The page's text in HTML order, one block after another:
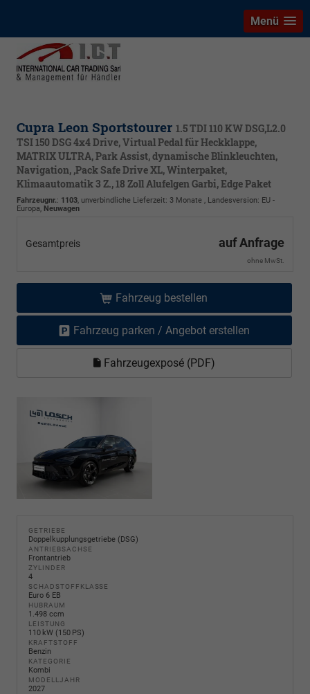
Menü
Cupra Leon Sportstourer 1.5 TDI 110 KW DSG,L2.0
TSI 150 DSG 4x4 Drive, Virtual Pedal für Heckklappe,
MATRIX ULTRA, Park Assist, dynamische Blinkleuchten,
Navigation, ,Pack Safe Drive XL, Winterpaket,
Klimaautomatik 3 Z., 18 Zoll Alufelgen Garbi, Edge Paket
Fahrzeugnr.: 1103, unverbindliche Lieferzeit: 3 Monate , Landesversion: EU -
Europa, Neuwagen
Gesamtpreis auf Anfrage
ohne MwSt.
Fahrzeug bestellen
Fahrzeug parken / Angebot erstellen
Fahrzeugexposé (PDF)
GETRIEBE
Doppelkupplungsgetriebe (DSG)
ANTRIEBSACHSE
Frontantrieb
ZYLINDER
4
SCHADSTOFFKLASSE
Euro 6 EB
HUBRAUM
1.498 ccm
LEISTUNG
110 kW (150 PS)
KRAFTSTOFF
Benzin
KATEGORIE
Kombi
MODELLJAHR
2027